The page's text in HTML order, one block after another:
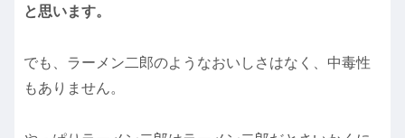
と思います。
でも、ラーメン二郎のようなおいしさはなく、中毒性
もありません。